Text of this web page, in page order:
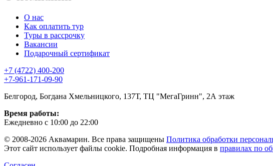
О нас
Как оплатить тур
Туры в рассрочку
Вакансии
Подарочный сертификат
+7 (4722) 400-200
+7-961-171-09-90
Белгород, Богдана Хмельницкого, 137Т, ТЦ "МегаГринн", 2А этаж
Время работы:
Ежедневно с 10:00 до 22:00
© 2008-2026 Аквамарин. Все права защищены Политика обработки
Этот сайт использует файлы cookie. Подробная информация в правилах по